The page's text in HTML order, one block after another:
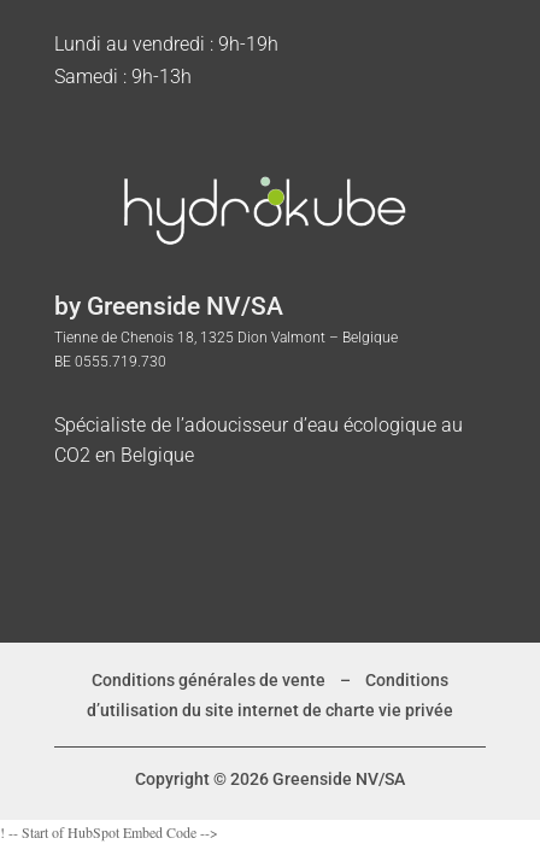
by Greenside NV/SA
Tienne de Chenois 18, 1325 Dion Valmont – Belgique
BE 0555.719.730
Spécialiste de l’adoucisseur d’eau écologique au
CO2 en Belgique
Lundi au vendredi : 9h-19h
Samedi : 9h-13h
Conditions générales de vente – Conditions
d’utilisation du site internet de charte vie privée
Copyright © 2026 Greenside NV/SA
! -- Start of HubSpot Embed Code -->